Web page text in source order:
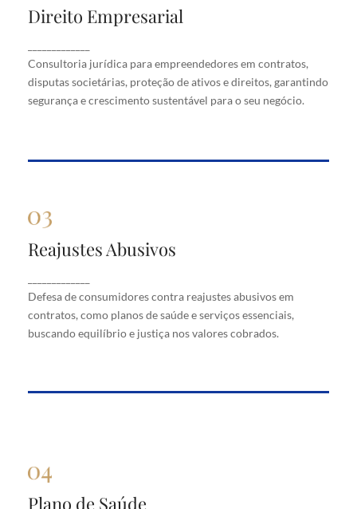
Direito Empresarial
Consultoria jurídica para empreendedores em contratos,
disputas societárias, proteção de ativos e direitos, garantindo
segurança e crescimento sustentável para o seu negócio.
Direito Empresarial
contratos, disputas societárias, proteção de ativos
e direitos, garantindo segurança e crescimento
sustentável para o seu negócio.
Reajustes Abusivos
Defesa de consumidores contra reajustes abusivos em
contratos, como planos de saúde e serviços essenciais,
buscando equilíbrio e justiça nos valores cobrados.
Reajustes Abusivos
em contratos, como planos de saúde e serviços
essenciais, buscando equilíbrio e justiça nos valores
cobrados.
Plano de SaúdePlano de Saúde